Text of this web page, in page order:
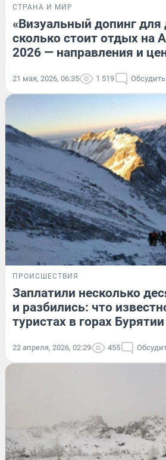
СТРАНА И МИР
«Визуальный допинг для
сколько стоит отдых на
2026 — направления и
21 мая, 2026, 06:35 1 519 Обсудить
ПРОИСШЕСТВИЯ
Заплатили несколько
и разбились: что
туристах в горах Бурятии
22 апреля, 2026, 02:29 455